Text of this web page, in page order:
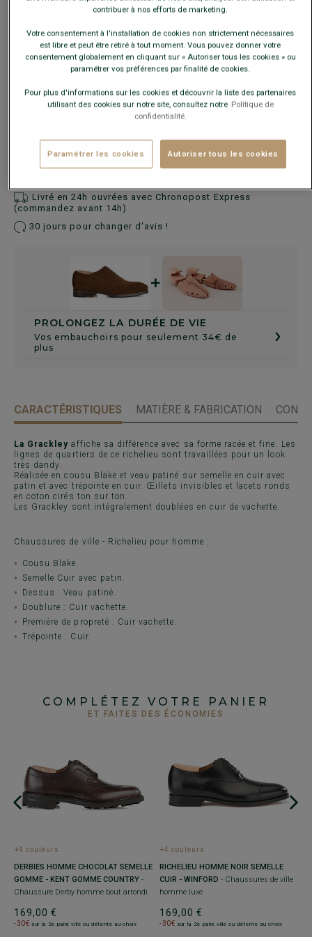
En cas d'hésitation, choisir la pointure au-dessus de votre
pointure habituelle.
Guide des tailles
+ AJOUTER AU PANIER
Livré en 24h ouvrées avec Chronopost Express
(commandez avant 14h)
30 jours pour changer d'avis !
PROLONGEZ LA DURÉE DE VIE
Vos embauchoirs pour seulement 34€ de
plus
›
+
CARACTÉRISTIQUES MATIÈRE & FABRICATION
La Grackley affiche sa différence avec sa forme racée et fine. Les
lignes de quartiers de ce richelieu sont travaillées pour un look
très dandy.
Réalisée en cousu Blake et veau patiné sur semelle en cuir avec
patin et avec trépointe en cuir. Œillets invisibles et lacets ronds
en coton cirés ton sur ton.
Les Grackley sont intégralement doublées en cuir de vachette.
Chaussures de ville - Richelieu pour homme :
Cousu Blake.
Semelle Cuir avec patin.
Dessus : Veau patiné.
Doublure : Cuir vachette.
Première de propreté : Cuir vachette.
Trépointe : Cuir.
COMPLÉTEZ VOTRE PANIER
ET FAITES DES ÉCONOMIES
+4 couleurs
DERBIES HOMME CHOCOLAT SEMELLE
GOMME - KENT GOMME COUNTRY -
Chaussure Derby homme bout arrondi
169,00 €
-30€ sur la 2e paire ville ou détente au choix
+4 couleurs
RICHELIEU HOMME NOIR SEMELLE
CUIR - WINFORD - Chaussures de ville
homme luxe
169,00 €
-30€ sur la 2e paire ville ou détente au choix
contribuer à nos efforts de marketing.
Votre consentement à l'installation de cookies non strictement nécessaires
est libre et peut être retiré à tout moment. Vous pouvez donner votre
consentement globalement en cliquant sur « Autoriser tous les cookies » ou
paramétrer vos préférences par finalité de cookies.
Pour plus d'informations sur les cookies et découvrir la liste des partenaires
utilisant des cookies sur notre site, consultez notre Politique de
confidentialité.
Paramétrer les cookies Autoriser tous les cookies